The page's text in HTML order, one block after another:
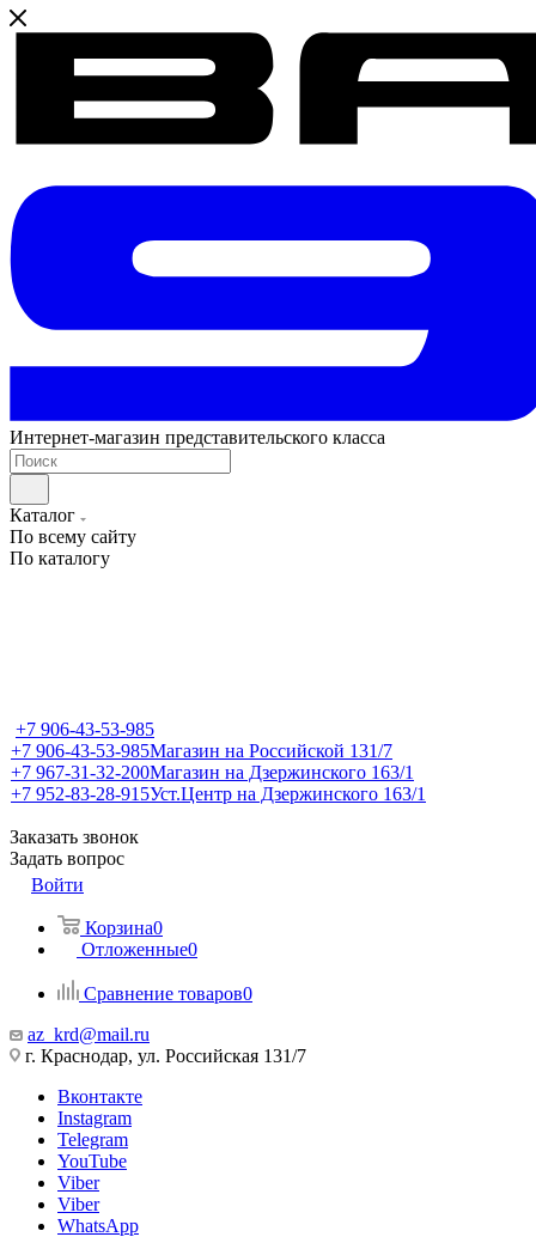
Интернет-магазин представительского класса
Каталог
По всему сайту
По каталогу
+7 906-43-53-985
+7 906-43-53-985Магазин на Российской 131/7
+7 967-31-32-200Магазин на Дзержинского 163/1
+7 952-83-28-915Уст.Центр на Дзержинского 163/1
Заказать звонок
Задать вопрос
Войти
Корзина0
Отложенные0
Сравнение товаров0
az_krd@mail.ru
г. Краснодар, ул. Российская 131/7
Вконтакте
Instagram
Telegram
YouTube
Viber
Viber
WhatsApp